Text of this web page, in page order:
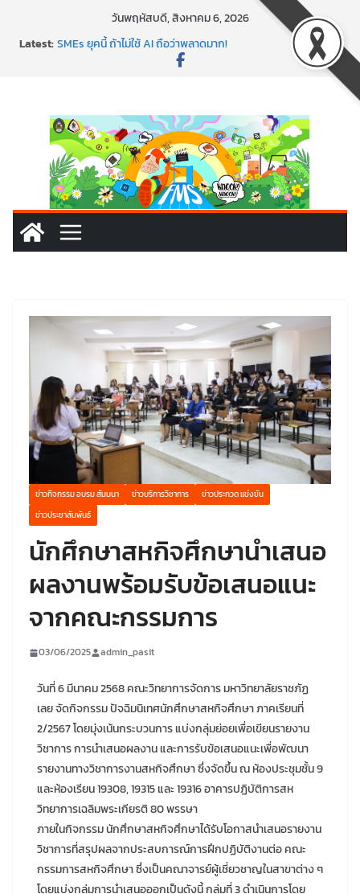
วันพฤหัสบดี, สิงหาคม 6, 2026
Latest:
พาธุรกิจท้องถิ่นสู่ตลาดโลก ด้วยเทคโนโลยี AI!
SMEs ยุคนี้ ถ้าไม่ใช้ AI ถือว่าพลาดมาก!
สร้าง VDO ก็ปัง แถมเขียนโค้ดสร้างแอปได้อีก! เรียนกับ
พร้อมลุยแล้ว! ปักหมุดโรดแมป AI อัปสกิลธุรกิจให้พุ่งทะยาน
ข่าวกิจกรรม อบรม สัมมนา ข่าวบริการวิชาการ
ข่าวประกวด แข่งขัน
ข่าวประชาสัมพันธ์
นักศึกษาสหกิจศึกษานำเสนอ
ผลงานพร้อมรับข้อเสนอแนะ
จากคณะกรรมการ
03/06/2025 admin_pasit
วันที่ 6 มีนาคม 2568 คณะวิทยาการจัดการ มหาวิทยาลัยราชภัฏ
เลย จัดกิจกรรม ปัจฉิมนิเทศนักศึกษาสหกิจศึกษา ภาคเรียนที่
2/2567 โดยมุ่งเน้นกระบวนการ แบ่งกลุ่มย่อยเพื่อเขียนรายงาน
วิชาการ การนำเสนอผลงาน และการรับข้อเสนอแนะเพื่อพัฒนา
รายงานทางวิชาการงานสหกิจศึกษา ซึ่งจัดขึ้น ณ ห้องประชุมชั้น 9
และห้องเรียน 19308, 19315 และ 19316 อาคารปฏิบัติการสห
วิทยาการเฉลิมพระเกียรติ 80 พรรษา
ภายในกิจกรรม นักศึกษาสหกิจศึกษาได้รับโอกาสนำเสนอรายงาน
วิชาการที่สรุปผลจากประสบการณ์การฝึกปฏิบัติงานต่อ คณะ
กรรมการสหกิจศึกษา ซึ่งเป็นคณาจารย์ผู้เชี่ยวชาญในสาขาต่าง ๆ
โดยแบ่งกลุ่มการนำเสนอออกเป็นดังนี้ กลุ่มที่ 3 ดำเนินการโดย